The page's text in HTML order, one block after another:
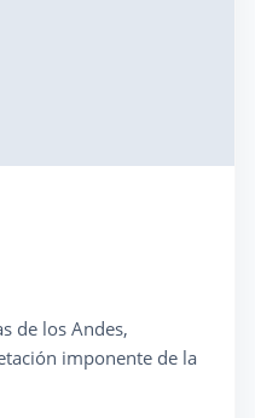
de los Andes,
imponente de la